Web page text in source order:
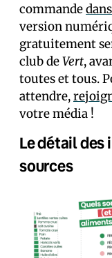
commande
version
gratuitement
club deVert,
toutes et tous.
attendre,
votre média !
Le détail des
sources